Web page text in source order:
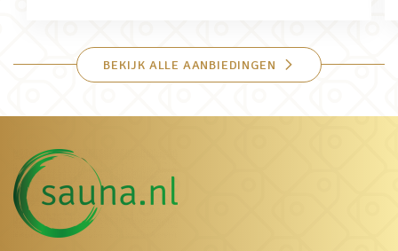
BEKIJK ALLE AANBIEDINGEN